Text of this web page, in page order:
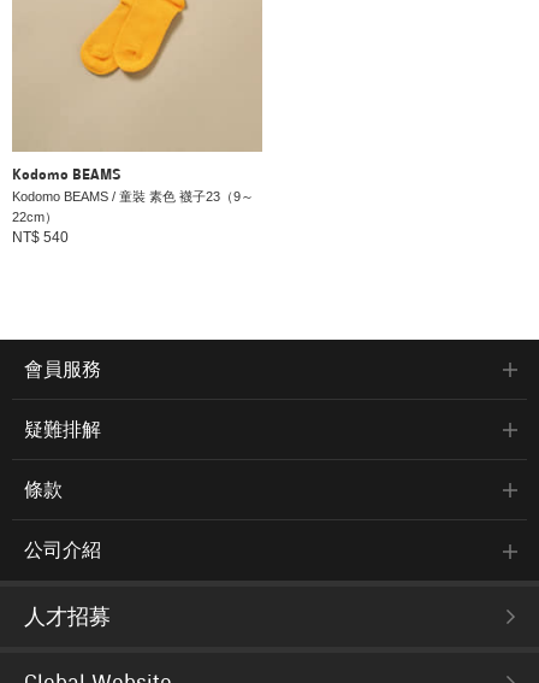
Kodomo BEAMS
Kodomo BEAMS / 童裝 素色 襪子23（9～
22cm）
NT$ 540
會員服務
疑難排解
條款
公司介紹
人才招募